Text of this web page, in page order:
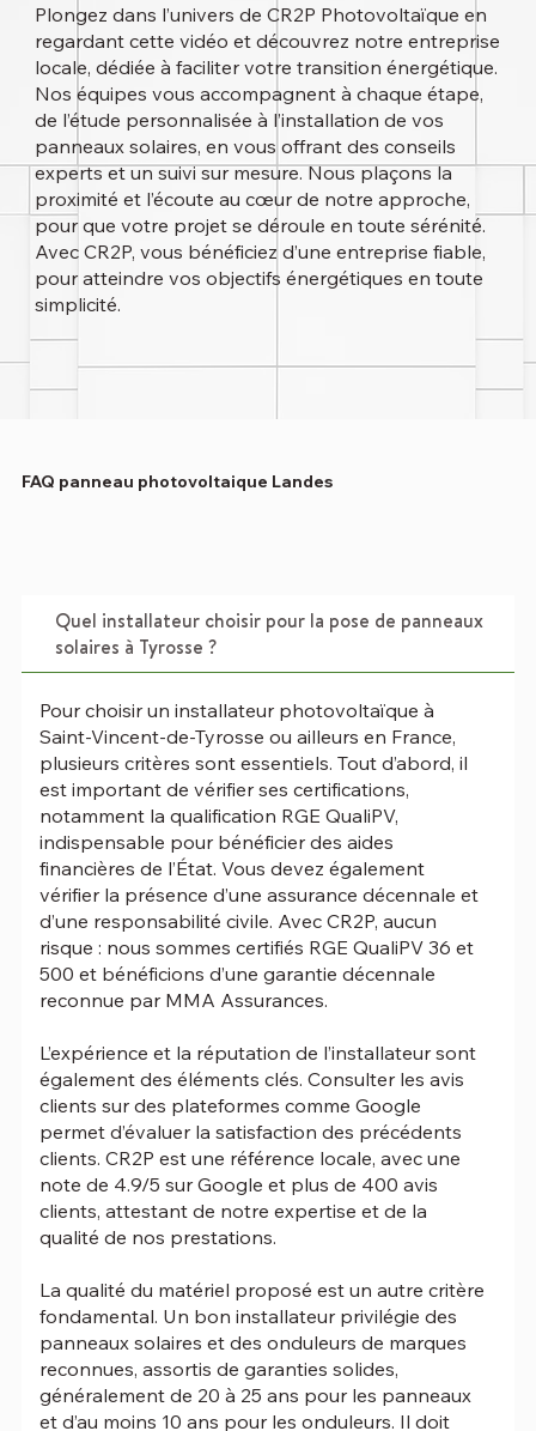
Plongez dans l’univers de CR2P Photovoltaïque en
regardant cette vidéo et découvrez notre entreprise
locale, dédiée à faciliter votre transition énergétique.
Nos équipes vous accompagnent à chaque étape,
de l’étude personnalisée à l’installation de vos
panneaux solaires, en vous offrant des conseils
experts et un suivi sur mesure. Nous plaçons la
proximité et l’écoute au cœur de notre approche,
pour que votre projet se déroule en toute sérénité.
Avec CR2P, vous bénéficiez d’une entreprise fiable,
pour atteindre vos objectifs énergétiques en toute
simplicité.
FAQ panneau photovoltaique Landes
Quel installateur choisir pour la pose de panneaux
solaires à Tyrosse ?
Pour choisir un installateur photovoltaïque à
Saint-Vincent-de-Tyrosse ou ailleurs en France,
plusieurs critères sont essentiels. Tout d’abord, il
est important de vérifier ses certifications,
notamment la qualification RGE QualiPV,
indispensable pour bénéficier des aides
financières de l’État. Vous devez également
vérifier la présence d’une assurance décennale et
d’une responsabilité civile. Avec CR2P, aucun
risque : nous sommes certifiés RGE QualiPV 36 et
500 et bénéficions d’une garantie décennale
reconnue par MMA Assurances.
L’expérience et la réputation de l’installateur sont
également des éléments clés. Consulter les avis
clients sur des plateformes comme Google
permet d’évaluer la satisfaction des précédents
clients. CR2P est une référence locale, avec une
note de 4.9/5 sur Google et plus de 400 avis
clients, attestant de notre expertise et de la
qualité de nos prestations.
La qualité du matériel proposé est un autre critère
fondamental. Un bon installateur privilégie des
panneaux solaires et des onduleurs de marques
reconnues, assortis de garanties solides,
généralement de 20 à 25 ans pour les panneaux
et d’au moins 10 ans pour les onduleurs. Il doit